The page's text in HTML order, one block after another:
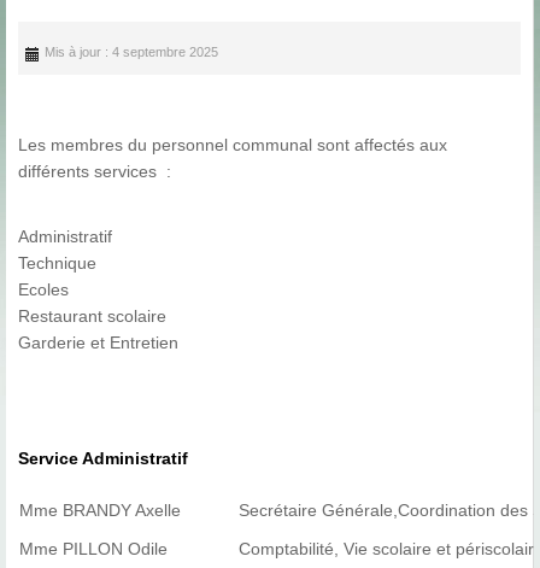
Mis à jour : 4 septembre 2025
Les membres du personnel communal sont affectés aux
différents services :
Administratif
Technique
Ecoles
Restaurant scolaire
Garderie et Entretien
Service Administratif
Mme BRANDY Axelle
Mme PILLON Odile
Secrétaire Générale,Coordination des
Comptabilité, Vie scolaire et